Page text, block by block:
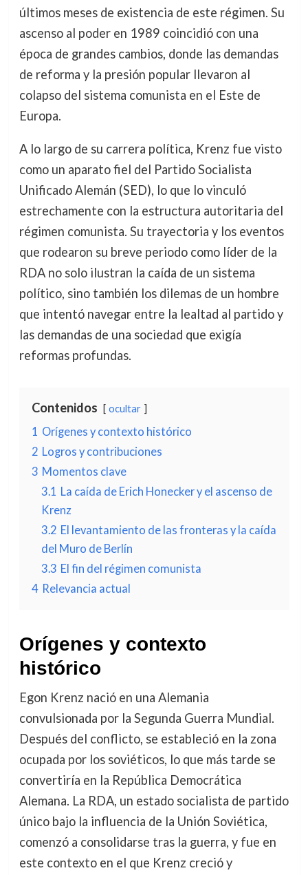
últimos meses de existencia de este régimen. Su
ascenso al poder en 1989 coincidió con una
época de grandes cambios, donde las demandas
de reforma y la presión popular llevaron al
colapso del sistema comunista en el Este de
Europa.
A lo largo de su carrera política, Krenz fue visto
como un aparato fiel del Partido Socialista
Unificado Alemán (SED), lo que lo vinculó
estrechamente con la estructura autoritaria del
régimen comunista. Su trayectoria y los eventos
que rodearon su breve periodo como líder de la
RDA no solo ilustran la caída de un sistema
político, sino también los dilemas de un hombre
que intentó navegar entre la lealtad al partido y
las demandas de una sociedad que exigía
reformas profundas.
Contenidos ocultar
1 Orígenes y contexto histórico
2 Logros y contribuciones
3 Momentos clave
3.1 La caída de Erich Honecker y el ascenso de
Krenz
3.2 El levantamiento de las fronteras y la caída
del Muro de Berlín
3.3 El fin del régimen comunista
4 Relevancia actual
Orígenes y contexto
histórico
Egon Krenz nació en una Alemania
convulsionada por la Segunda Guerra Mundial.
Después del conflicto, se estableció en la zona
ocupada por los soviéticos, lo que más tarde se
convertiría en la República Democrática
Alemana. La RDA, un estado socialista de partido
único bajo la influencia de la Unión Soviética,
comenzó a consolidarse tras la guerra, y fue en
este contexto en el que Krenz creció y